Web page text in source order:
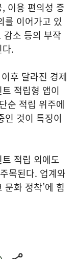
이용 편의성 증
를 이어가고 있
감소 등의 부작
.
후 달라진 경제
적립형 앱이
순 적립 위주에
인 것이 특징이
적립 외에도
목된다. 업계와
화 정착’에 힘